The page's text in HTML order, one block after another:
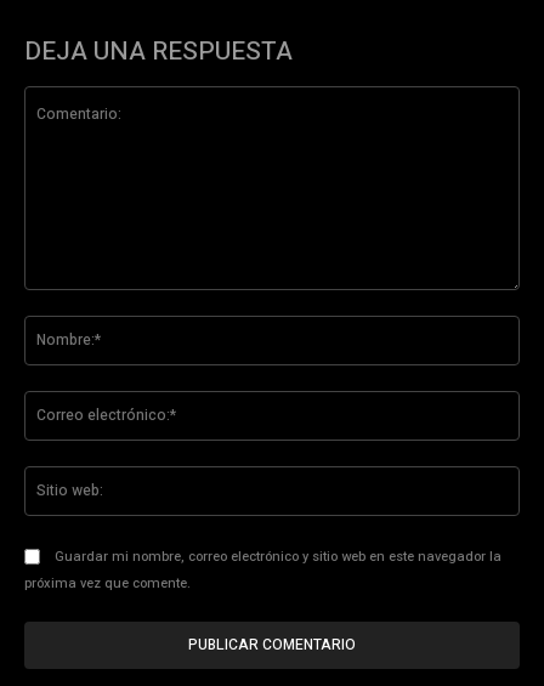
DEJA UNA RESPUESTA
Guardar mi nombre, correo electrónico y sitio web en este navegador la
próxima vez que comente.